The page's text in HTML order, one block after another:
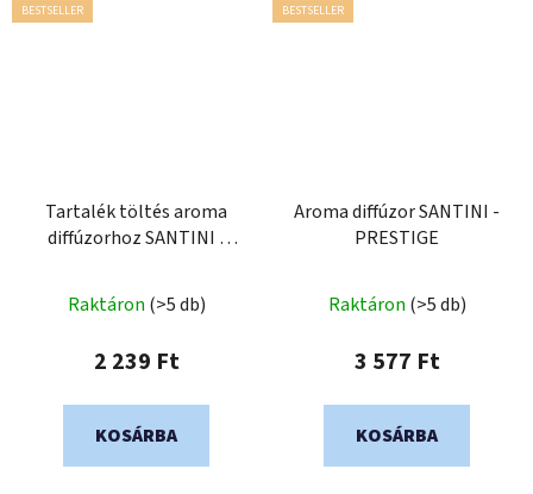
BESTSELLER
Tartalék töltés aroma
diffúzorhoz SANTINI -
Raktáron (>5 db)
2 239 Ft
KOSÁRBA
BESTSELLER
Aroma diffúzor SANTINI -
PRESTIGE
Raktáron (>5 db)
3 577 Ft
KOSÁRBA